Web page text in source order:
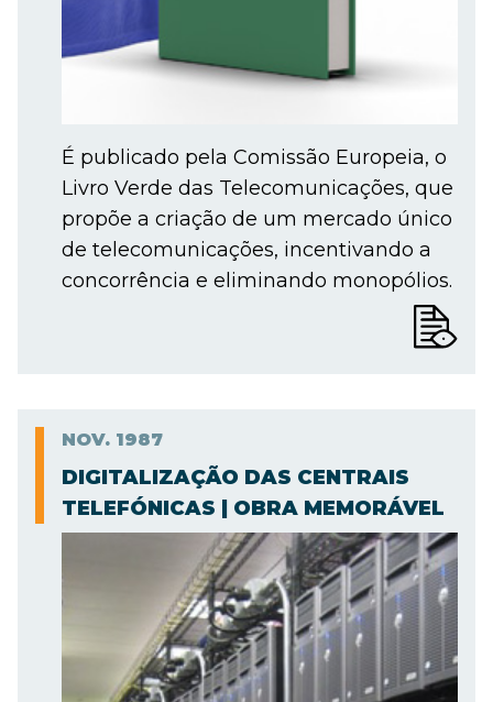
É publicado pela Comissão Europeia, o
Livro Verde das Telecomunicações, que
propõe a criação de um mercado único
de telecomunicações, incentivando a
concorrência e eliminando monopólios.
NOV. 1987
DIGITALIZAÇÃO DAS CENTRAIS
TELEFÓNICAS | OBRA MEMORÁVEL